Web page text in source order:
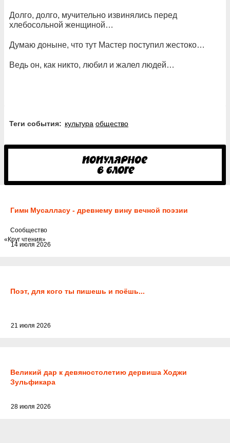
Долго, долго, мучительно извинялись перед
хлебосольной женщиной…
Думаю доныне, что тут Мастер поступил жестоко…
Ведь он, как никто, любил и жалел людей…
Теги события: культура общество
Гимн Мусалласу - древнему вину вечной поэзии
14 июля 2026
Cообщество
«Круг чтения»
Поэт, для кого ты пишешь и поёшь...
21 июля 2026
Великий дар к девяностолетию дервиша Ходжи
Зульфикара
28 июля 2026